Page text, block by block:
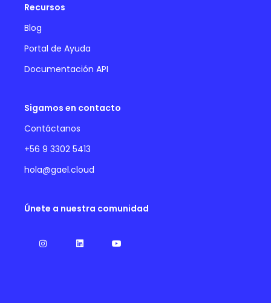
Recursos
Blog
Portal de Ayuda
Documentación API
Sigamos en contacto
Contáctanos
+56 9 3302 5413
hola@gael.cloud
Únete a nuestra comunidad